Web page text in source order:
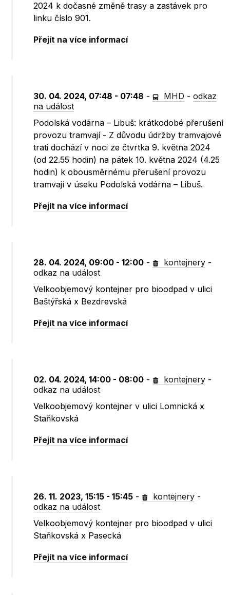
2024 k dočasné změně trasy a zastávek pro
linku číslo 901.
Přejít na více informací
30. 04. 2024, 07:48 - 07:48 - MHD -odkaz
na událost
Podolská vodárna – Libuš: krátkodobé přerušení
provozu tramvají - Z důvodu údržby tramvajové
trati dochází v noci ze čtvrtka 9. května 2024
(od 22.55 hodin) na pátek 10. května 2024 (4.25
hodin) k obousměrnému přerušení provozu
tramvají v úseku Podolská vodárna – Libuš.
Přejít na více informací
28. 04. 2024, 09:00 - 12:00 - kontejnery -
odkaz na událost
Velkoobjemový kontejner pro bioodpad v ulici
Baštýřská x Bezdrevská
Přejít na více informací
02. 04. 2024, 14:00 - 08:00 - kontejnery -
odkaz na událost
Velkoobjemový kontejner v ulici Lomnická x
Staňkovská
Přejít na více informací
26. 11. 2023, 15:15 - 15:45 - kontejnery -
odkaz na událost
Velkoobjemový kontejner pro bioodpad v ulici
Staňkovská x Pasecká
Přejít na více informací